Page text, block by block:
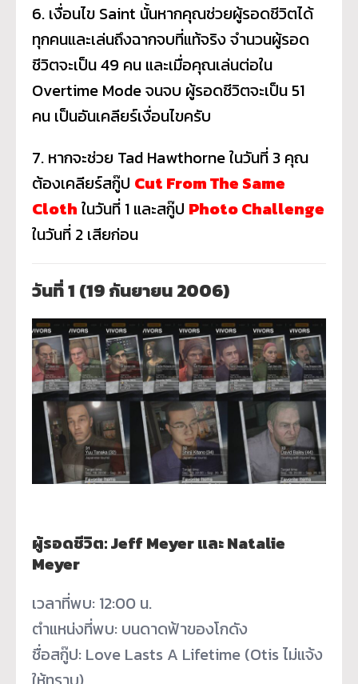
6. เงื่อนไข Saint นั้นหากคุณช่วยผู้รอดชีวิตได้
ทุกคนและเล่นถึงฉากจบที่แท้จริง จำนวนผู้รอด
ชีวิตจะเป็น 49 คน และเมื่อคุณเล่นต่อใน
Overtime Mode จนจบ ผู้รอดชีวิตจะเป็น 51
คน เป็นอันเคลียร์เงื่อนไขครับ
7. หากจะช่วย Tad Hawthorne ในวันที่ 3 คุณ
ต้องเคลียร์สกู๊ป Cut From The Same
Cloth ในวันที่ 1 และสกู๊ป Photo Challenge
ในวันที่ 2 เสียก่อน
วันที่1 (19 กันยายน 2006)
ผู้รอดชีวิต: Jeff Meyer และ Natalie
Meyer
เวลาที่พบ: 12:00 น.
ตำแหน่งที่พบ: บนดาดฟ้าของโกดัง
ชื่อสกู๊ป: Love Lasts A Lifetime (Otis ไม่แจ้ง